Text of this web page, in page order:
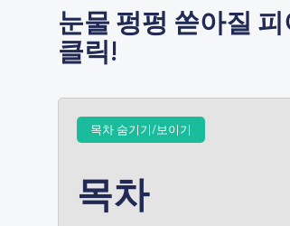
눈물 펑펑 쏟아질
클릭!
목차 숨기기/보이기
목차